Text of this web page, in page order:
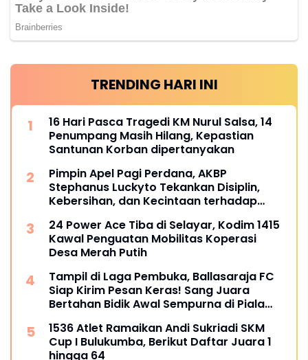
TRENDING HARI INI
16 Hari Pasca Tragedi KM Nurul Salsa, 14
Penumpang Masih Hilang, Kepastian
Santunan Korban dipertanyakan
Pimpin Apel Pagi Perdana, AKBP
Stephanus Luckyto Tekankan Disiplin,
Kebersihan, dan Kecintaan terhadap
24 Power Ace Tiba di Selayar, Kodim 1415
Kawal Penguatan Mobilitas Koperasi
Desa Merah Putih
Tampil di Laga Pembuka, Ballasaraja FC
Siap Kirim Pesan Keras! Sang Juara
Bertahan Bidik Awal Sempurna di Piala
1536 Atlet Ramaikan Andi Sukriadi SKM
Cup I Bulukumba, Berikut Daftar Juara 1
hingga 64